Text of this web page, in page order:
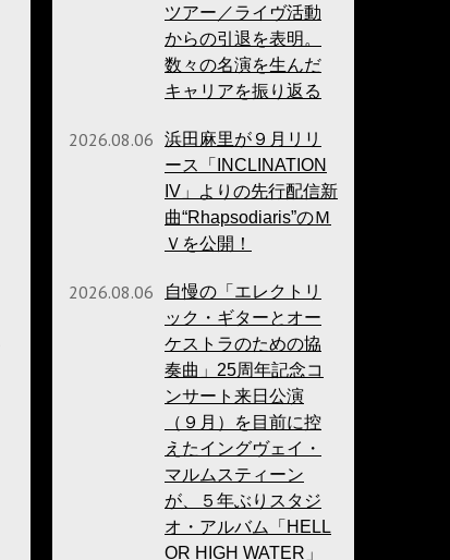
ツアー／ライヴ活動
からの引退を表明。
数々の名演を生んだ
キャリアを振り返る
2026.08.06
浜田麻里が９月リリ
ース「INCLINATION
IV」よりの先行配信新
曲“Rhapsodiaris”のＭ
Ｖを公開！
2026.08.06
自慢の「エレクトリ
ック・ギターとオー
ケストラのための協
奏曲」25周年記念コ
ンサート来日公演
（９月）を目前に控
えたイングヴェイ・
マルムスティーン
が、５年ぶりスタジ
オ・アルバム「HELL
OR HIGH WATER」